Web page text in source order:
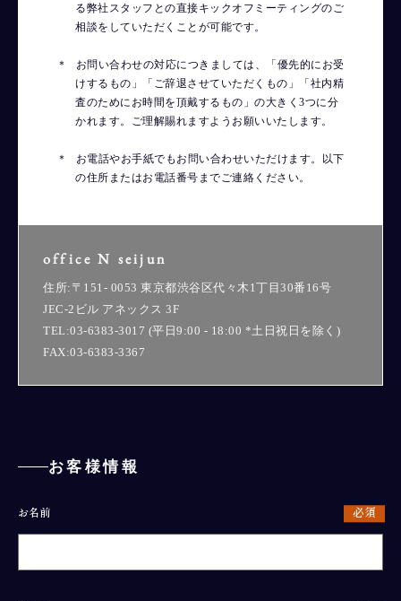
る弊社スタッフとの直接キックオフミーティングのご
相談をしていただくことが可能です。
お問い合わせの対応につきましては、「優先的にお受
けするもの」「ご辞退させていただくもの」「社内精
査のためにお時間を頂戴するもの」の大きく3つに分
かれます。ご理解賜れますようお願いいたします。
お電話やお手紙でもお問い合わせいただけます。以下
の住所またはお電話番号までご連絡ください。
office N seijun
住所:〒151- 0053 東京都渋谷区代々木1丁目30番16号
JEC-2ビル アネックス 3F
TEL:03-6383-3017 (平日9:00 - 18:00 *土日祝日を除く)
FAX:03-6383-3367
お客様情報
お名前